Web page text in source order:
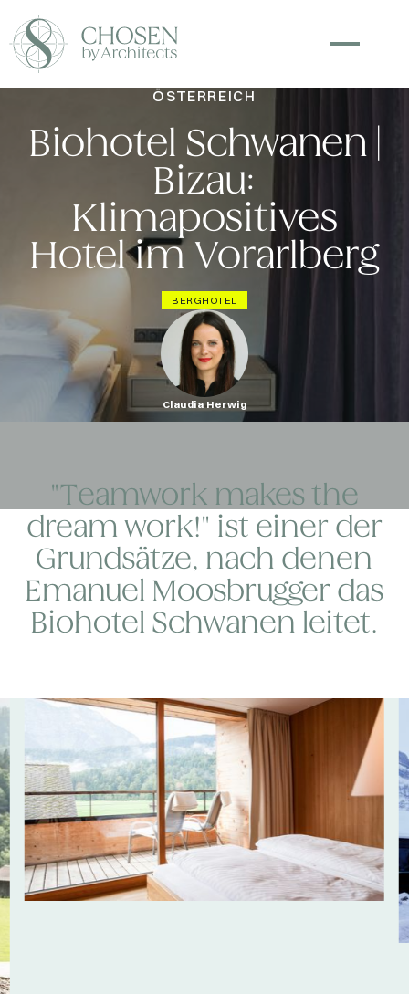
ÖSTERREICH
Biohotel Schwanen |
Bizau:
Klimapositives
Hotel im Vorarlberg
BERGHOTEL
Claudia Herwig
"Teamwork makes the
dream work!" ist einer der
Grundsätze, nach denen
Emanuel Moosbrugger das
Biohotel Schwanen leitet.